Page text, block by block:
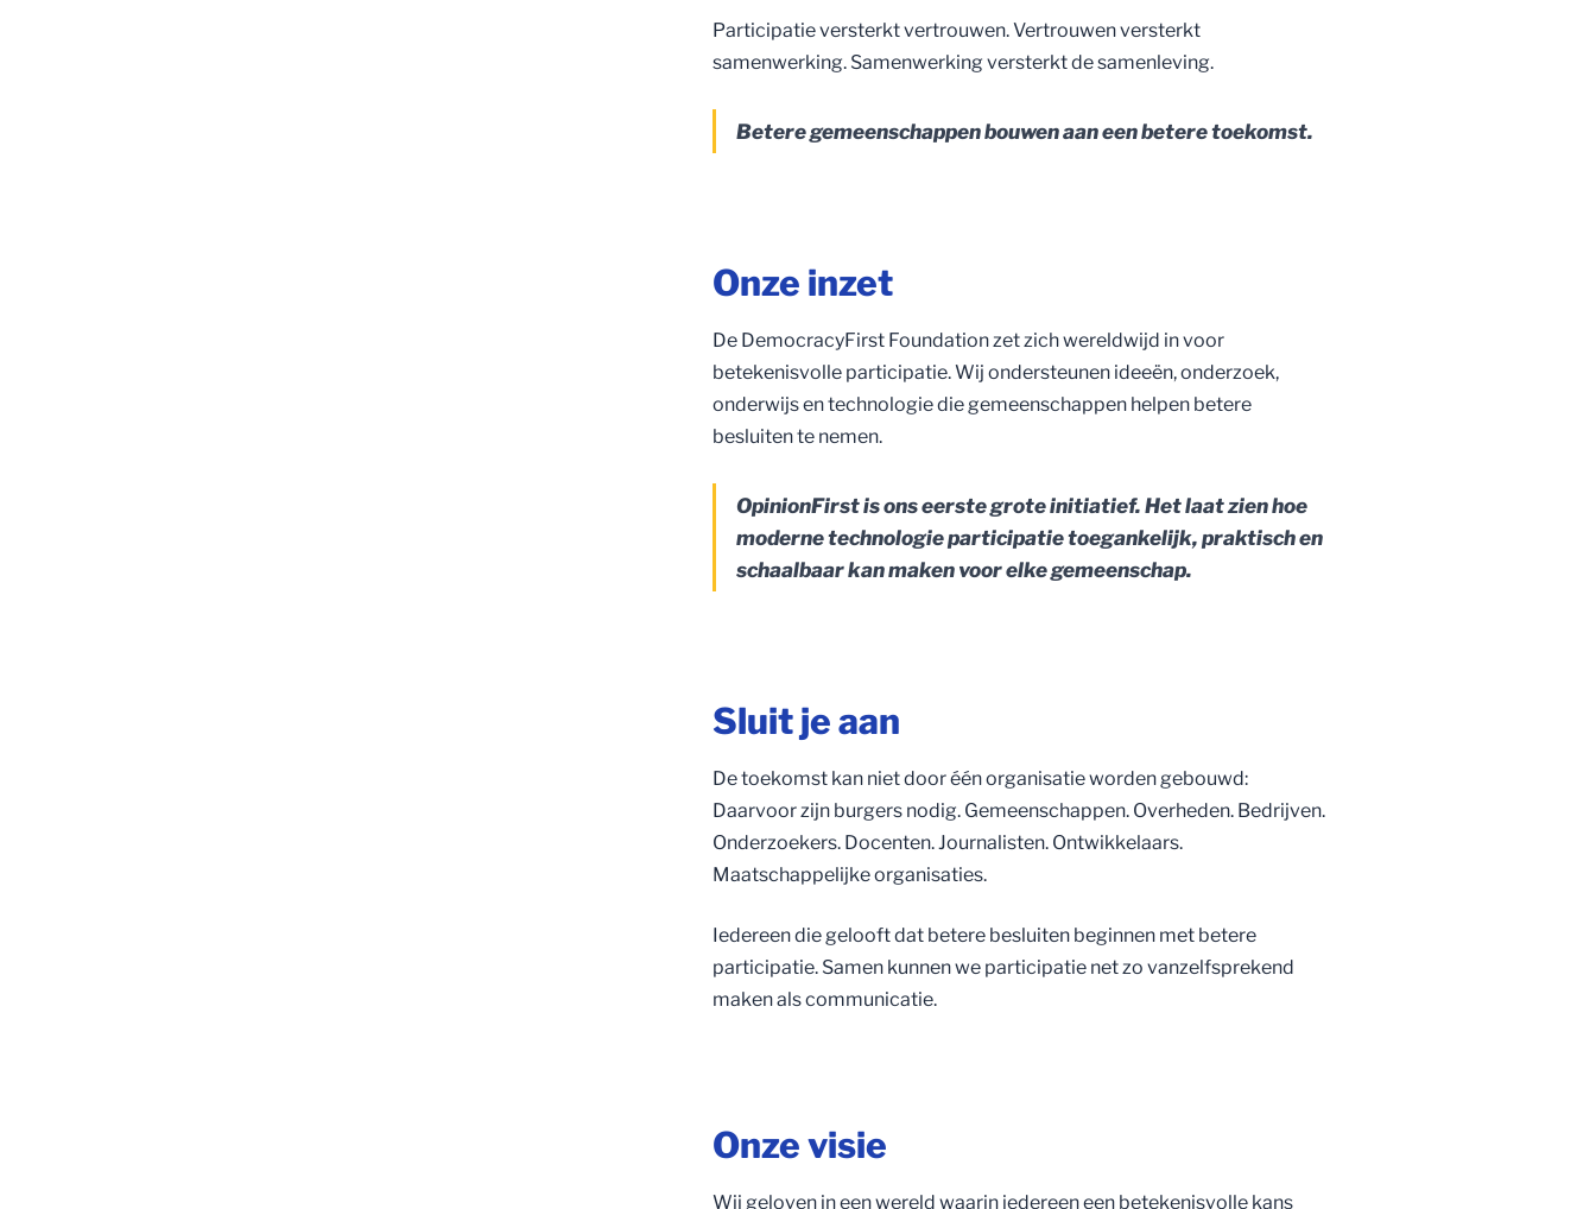
Participatie versterkt vertrouwen. Vertrouwen versterkt
samenwerking. Samenwerking versterkt de samenleving.
Betere gemeenschappen bouwen aan een betere toekomst.
Onze inzet
De DemocracyFirst Foundation zet zich wereldwijd in voor
betekenisvolle participatie. Wij ondersteunen ideeën, onderzoek,
onderwijs en technologie die gemeenschappen helpen betere
besluiten te nemen.
OpinionFirst is ons eerste grote initiatief. Het laat zien hoe
moderne technologie participatie toegankelijk, praktisch en
schaalbaar kan maken voor elke gemeenschap.
Sluit je aan
De toekomst kan niet door één organisatie worden gebouwd:
Daarvoor zijn burgers nodig. Gemeenschappen. Overheden. Bedrijven.
Onderzoekers. Docenten. Journalisten. Ontwikkelaars.
Maatschappelijke organisaties.
Iedereen die gelooft dat betere besluiten beginnen met betere
participatie. Samen kunnen we participatie net zo vanzelfsprekend
maken als communicatie.
Onze visie
Wij geloven in een wereld waarin iedereen een betekenisvolle kans